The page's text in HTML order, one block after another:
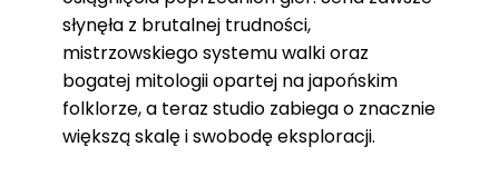
słynęła z brutalnej trudności,
mistrzowskiego systemu walki oraz
bogatej mitologii opartej na japońskim
folklorze, a teraz studio zabiega o znacznie
większą skalę i swobodę eksploracji.